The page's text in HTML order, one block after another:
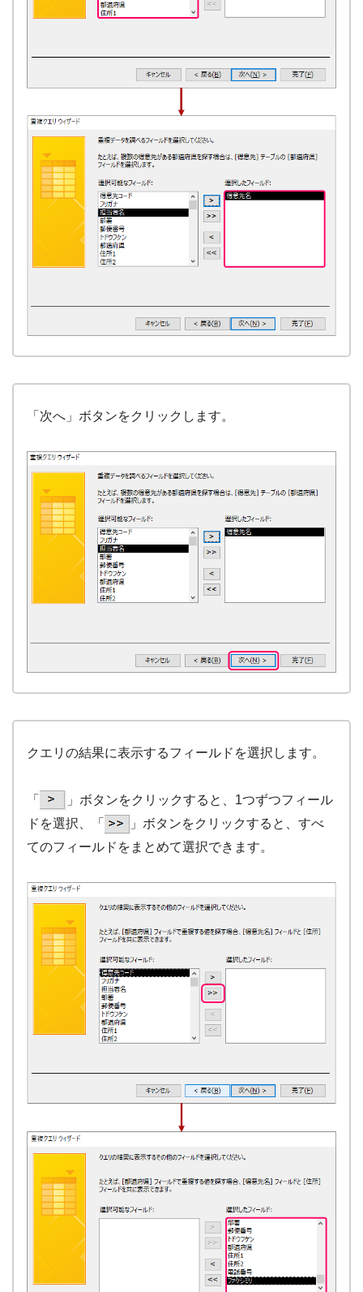
「次へ」ボタンをクリックします。
クエリの結果に表示するフィールドを選択します。
「
」ボタンをクリックすると、1つずつフィール
ドを選択、「
」ボタンをクリックすると、すべ
てのフィールドをまとめて選択できます。